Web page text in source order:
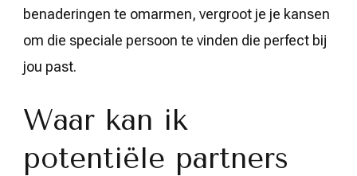
benaderingen te omarmen, vergroot je je kansen
om die speciale persoon te vinden die perfect bij
jou past.
Waar kan ik
potentiële partners